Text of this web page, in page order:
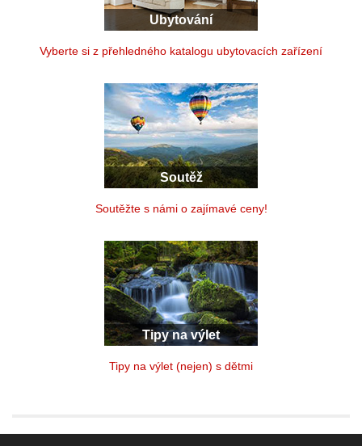
Ubytování
Vyberte si z přehledného katalogu ubytovacích zařízení
Soutěž
Soutěžte s námi o zajímavé ceny!
Tipy na výlet
Tipy na výlet (nejen) s dětmi